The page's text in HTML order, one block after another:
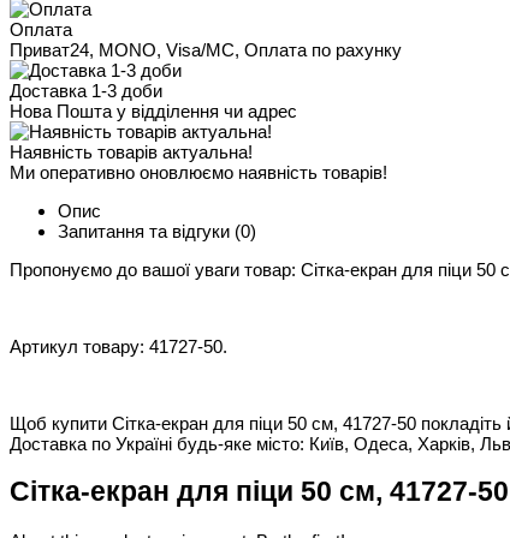
Оплата
Приват24, MONO, Visa/MC, Оплата по рахунку
Доставка 1-3 доби
Нова Пошта у відділення чи адрес
Наявність товарів актуальна!
Ми оперативно оновлюємо наявність товарів!
Опис
Запитання та відгуки (0)
Пропонуємо до вашої уваги товар: Сітка-екран для піци 50
Артикул товару: 41727-50.
Щоб купити Сітка-екран для піци 50 см, 41727-50 покладіть
Доставка по Україні будь-яке місто: Київ, Одеса, Харків,
Сітка-екран для піци 50 см, 41727-50